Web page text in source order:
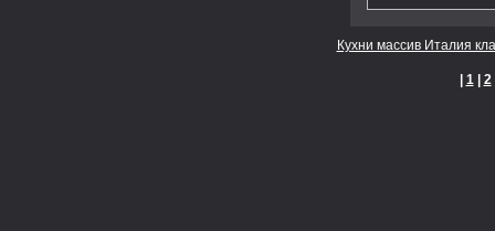
Кухни массив Италия
1| 2